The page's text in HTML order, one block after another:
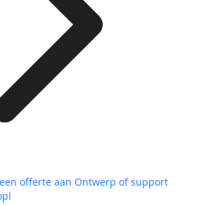
offerte aan Ontwerp of support